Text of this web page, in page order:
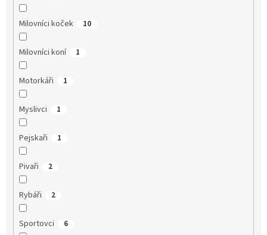
Milovníci koček 10
Milovníci koní 1
Motorkáři 1
Myslivci 1
Pejskaři 1
Pivaři 2
Rybáři 2
Sportovci 6